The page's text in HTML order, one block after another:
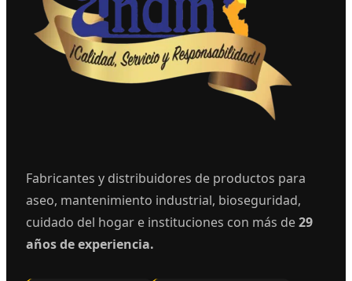
Fabricantes y distribuidores de productos para
aseo, mantenimiento industrial, bioseguridad,
cuidado del hogar e instituciones con más de29
años de experiencia.